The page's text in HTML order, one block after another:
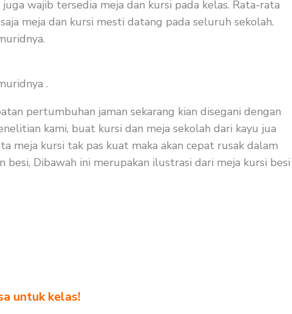
wajib tersedia meja dan kursi pada kelas. Rata-rata
meja dan kursi mesti datang pada seluruh sekolah.
.
pertumbuhan jaman sekarang kian disegani dengan
kami, buat kursi dan meja sekolah dari kayu jua
meja kursi tak pas kuat maka akan cepat rusak dalam
Dibawah ini merupakan ilustrasi dari meja kursi besi
untuk kelas!